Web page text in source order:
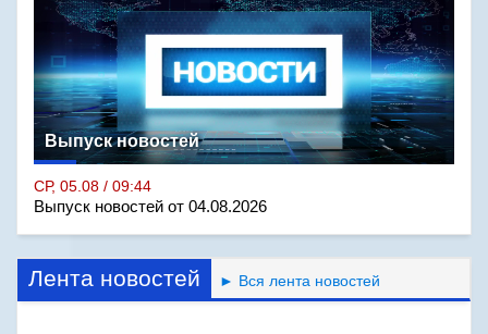
Выпуск новостей
СР, 05.08 / 09:44
Выпуск новостей от 04.08.2026
Лента новостей ► Вся лента новостей